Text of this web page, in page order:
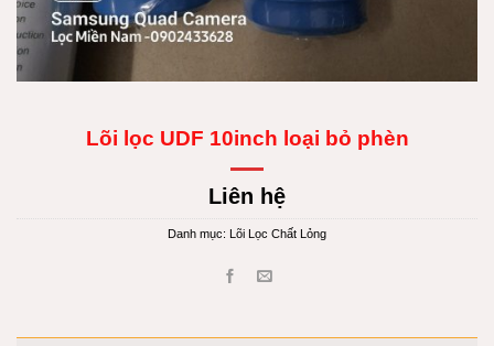
Lõi lọc UDF 10inch loại bỏ phèn
Liên hệ
Danh mục: Lõi Lọc Chất Lỏng